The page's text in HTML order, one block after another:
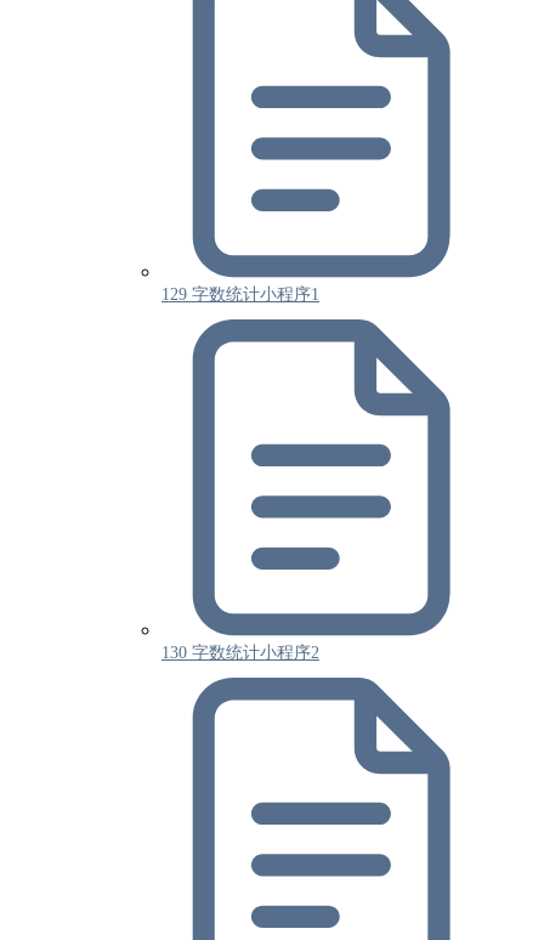
129 字数统计小程序1
130 字数统计小程序2